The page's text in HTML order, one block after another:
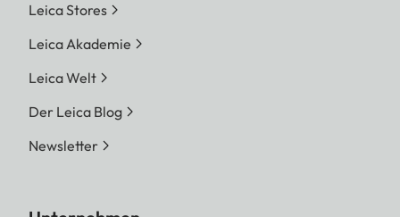
Leica Stores
Leica Akademie
Leica Welt
Der Leica Blog
Newsletter